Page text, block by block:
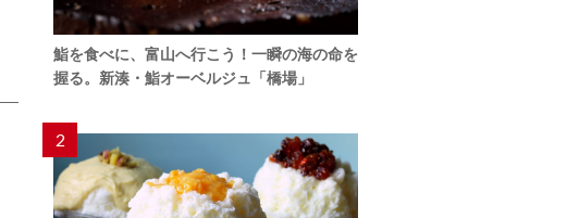
鮨を食べに、富山へ行こう！一瞬の海の命を
握る。新湊・鮨オーベルジュ「橋場」
2